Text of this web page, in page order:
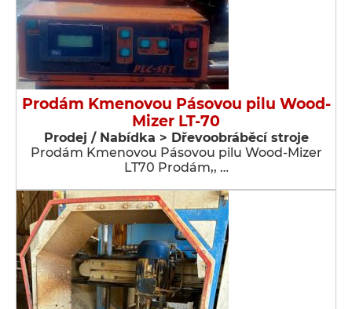
Prodám Kmenovou Pásovou pilu Wood-
Mizer LT-70
Prodej / Nabídka > Dřevoobráběcí stroje
Prodám Kmenovou Pásovou pilu Wood-Mizer
LT70 Prodám,, …